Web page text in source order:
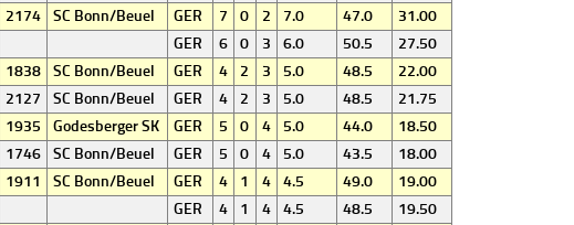
2174 SC Bonn/Beuel GER 7 0 2 7.0 47.0
31.00
GER 6 0 3 6.0 50.5
27.50
1838 SC Bonn/Beuel GER 4 2 3 5.0 48.5
22.00
2127 SC Bonn/Beuel GER 4 2 3 5.0 48.5
21.75
1935 Godesberger SK GER 5 0 4 5.0 44.0
18.50
1746 SC Bonn/Beuel GER 5 0 4 5.0 43.5
18.00
1911 SC Bonn/Beuel GER 4 1 4 4.5 49.0
19.00
GER 4 1 4 4.5 48.5
19.50